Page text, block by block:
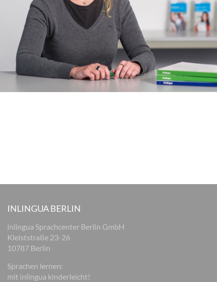
INLINGUA BERLIN
inlingua Sprachcenter Berlin GmbH
Kleiststraße 23-26
10787 Berlin
Sprachen lernen:
mit inlingua kinderleicht!